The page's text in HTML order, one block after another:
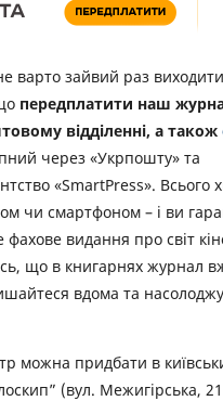
варто зайвий раз
передплатити наш
відділенні, а також
через «Укрпошту» та
«SmartPress». Всього
чи смартфоном – і ви
фахове видання про світ
що в книгарнях журнал
вдома та
можна придбати в
(вул. Межигірська,